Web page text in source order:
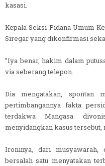
kasasi.
Kepala Seksi Pidana Umum
Siregar yang dikonfirmasi
”Iya benar, hakim dalam
via seberang telepon.
Dia mengatakan, spontan
pertimbangannya fakta
terdakwa Mangasa
menyidangkan kasus
Ironinya, dari
bersalah satu menyatakan